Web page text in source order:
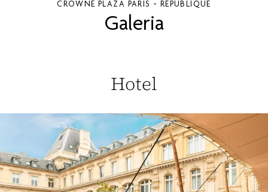
CROWNE PLAZA PARIS - REPUBLIQUE
Galeria
Hotel